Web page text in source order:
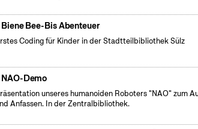
Biene Bee-Bis Abenteuer
Coding für Kinder in der Stadtteilbibliothek Sülz
NAO-Demo
unseres humanoiden Roboters "NAO" zum
Anfassen. In der Zentralbibliothek.